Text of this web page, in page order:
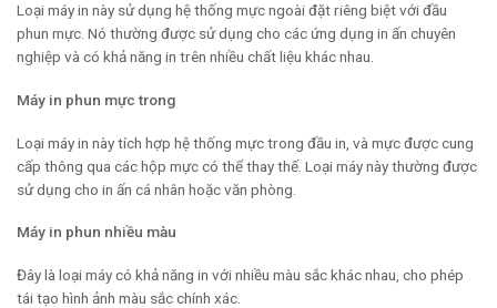
Loại máy in này sử dụng hệ thống mực ngoài đặt riêng biệt với đầu
phun mực. Nó thường được sử dụng cho các ứng dụng in ấn chuyên
nghiệp và có khả năng in trên nhiều chất liệu khác nhau.
Máy in phun mực trong
Loại máy in này tích hợp hệ thống mực trong đầu in, và mực được cung
cấp thông qua các hộp mực có thể thay thế. Loại máy này thường được
sử dụng cho in ấn cá nhân hoặc văn phòng.
Máy in phun nhiều màu
Đây là loại máy có khả năng in với nhiều màu sắc khác nhau, cho phép
tái tạo hình ảnh màu sắc chính xác.